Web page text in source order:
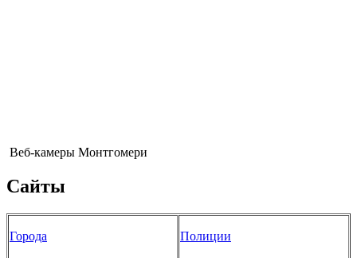
Веб-камеры Монтгомери
Сайты
Города Полиции